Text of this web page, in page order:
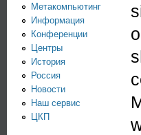
Метакомпьютинг
Информация
Конференции
Центры
История
Россия
Новости
Наш сервис
ЦКП